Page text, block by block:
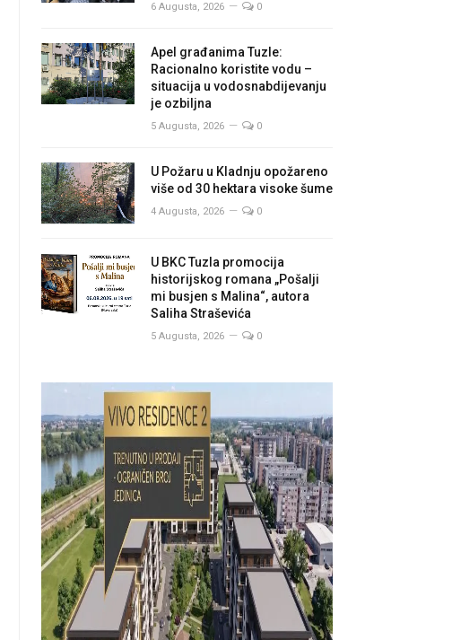
6 Augusta, 2026 0
Apel građanima Tuzle:
Racionalno koristite vodu –
situacija u vodosnabdijevanju
je ozbiljna
5 Augusta, 2026 0
U Požaru u Kladnju opožareno
više od 30 hektara visoke šume
4 Augusta, 2026 0
U BKC Tuzla promocija
historijskog romana „Pošalji
mi busjen s Malina“, autora
Saliha Straševića
5 Augusta, 2026 0